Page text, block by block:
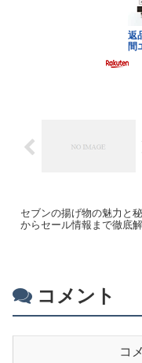
セブンの揚げ物の魅力と
からセール情報まで徹底
コメント
コ